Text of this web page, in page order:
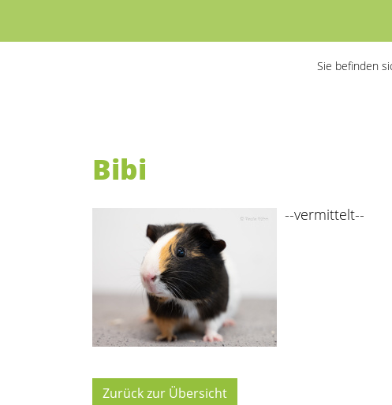
Sie befinden
Bibi
--vermittelt--
Zurück zur Übersicht